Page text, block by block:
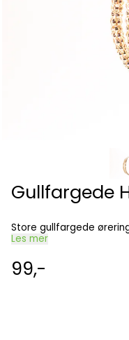
Gullfargede
Store gullfargede
Les mer
99,-